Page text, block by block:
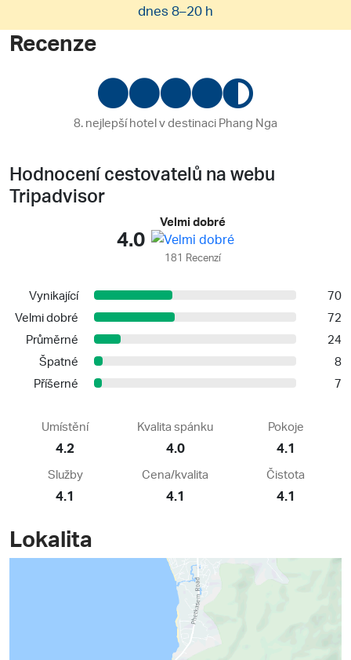
dnes 8–20 h
Recenze
8. nejlepší hotel v destinaci Phang Nga
Hodnocení cestovatelů na webu
Tripadvisor
4.0
Velmi dobré
181 Recenzí
Vynikající
70
Velmi dobré
72
Průměrné
24
Špatné
8
Příšerné
7
Umístění
4.2
Kvalita spánku
4.0
Pokoje
4.1
Služby
4.1
Cena/kvalita
4.1
Čistota
4.1
Lokalita